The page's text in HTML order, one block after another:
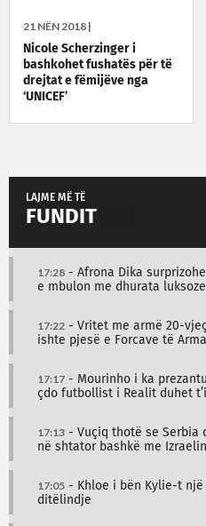
21 NËN 2018 |
Nicole Scherzinger i
bashkohet fushatës për të
drejtat e fëmijëve nga
‘UNICEF’
LAJME MË TË
FUNDIT
17:28 - Afrona Dika
e mbulon me dhurata luksoze
17:22 - Vritet me armë 20-
ishte pjesë e Forcave të
17:17 - Mourinho i ka
çdo futbollist i Realit duhet
17:13 - Vuçiq thotë se Serbia
në shtator bashkë me Izraelin
17:05 - Khloe i bën Kylie-t
ditëlindje